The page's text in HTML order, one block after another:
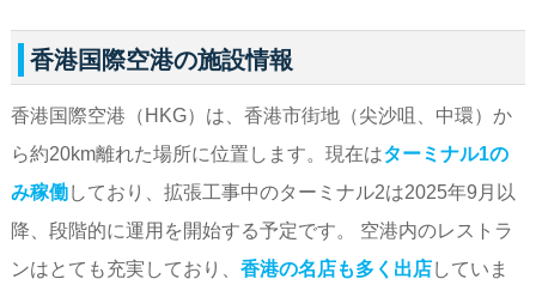
香港国際空港の施設情報
香港国際空港（HKG）は、香港市街地（尖沙咀、中環）か
ら約20km離れた場所に位置します。現在はターミナル1の
み稼働しており、拡張工事中のターミナル2は2025年9月以
降、段階的に運用を開始する予定です。 空港内のレストラ
ンはとても充実しており、 香港の名店も多く出店していま